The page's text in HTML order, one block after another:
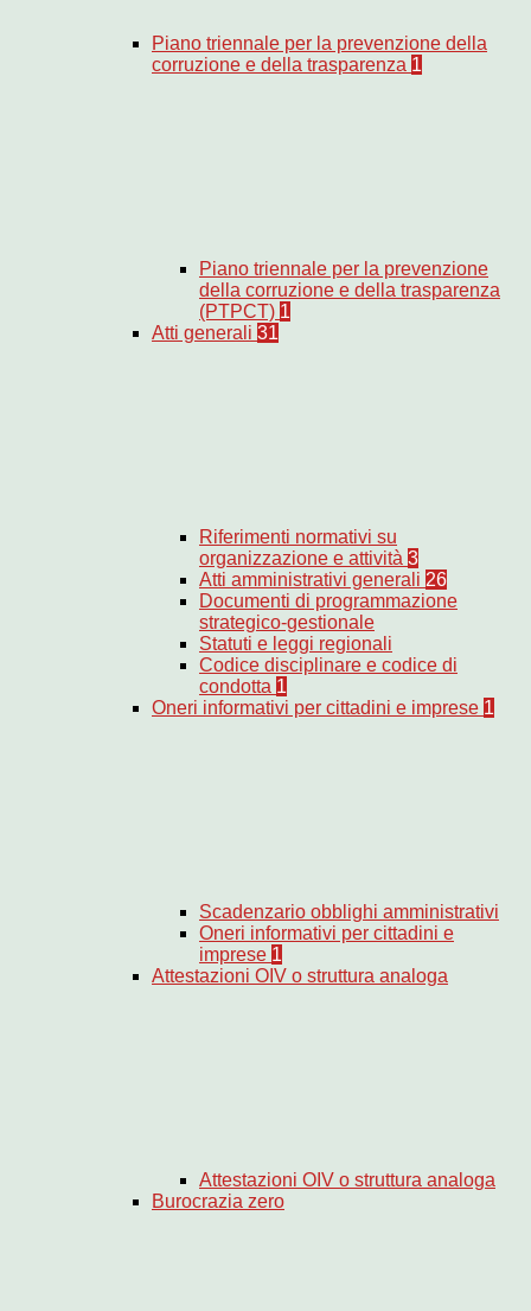
Piano triennale per la prevenzione della
corruzione e della trasparenza 1
Piano triennale per la prevenzione
della corruzione e della trasparenza
(PTPCT) 1
Atti generali 31
Riferimenti normativi su
organizzazione e attività 3
Atti amministrativi generali 26
Documenti di programmazione
strategico-gestionale
Statuti e leggi regionali
Codice disciplinare e codice di
condotta 1
Oneri informativi per cittadini e imprese 1
Scadenzario obblighi amministrativi
Oneri informativi per cittadini e
imprese 1
Attestazioni OIV o struttura analoga
Attestazioni OIV o struttura analoga
Burocrazia zero